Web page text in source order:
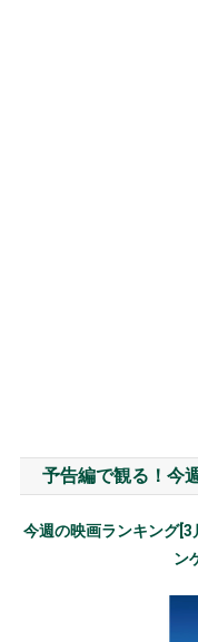
予告編で観る！今
今週の映画ランキング
ン